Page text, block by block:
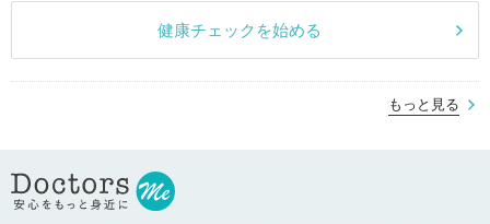
健康チェックを始める
もっと見る